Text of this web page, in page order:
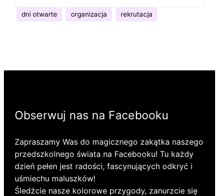
dni otwarte organizacja rekrutacja
Obserwuj nas na Facebooku
Zapraszamy Was do magicznego zakątka naszego
przedszkolnego świata na Facebooku! Tu każdy
dzień pełen jest radości, fascynujących odkryć i
uśmiechu maluszków!
Śledźcie nasze kolorowe przygody, zanurzcie się